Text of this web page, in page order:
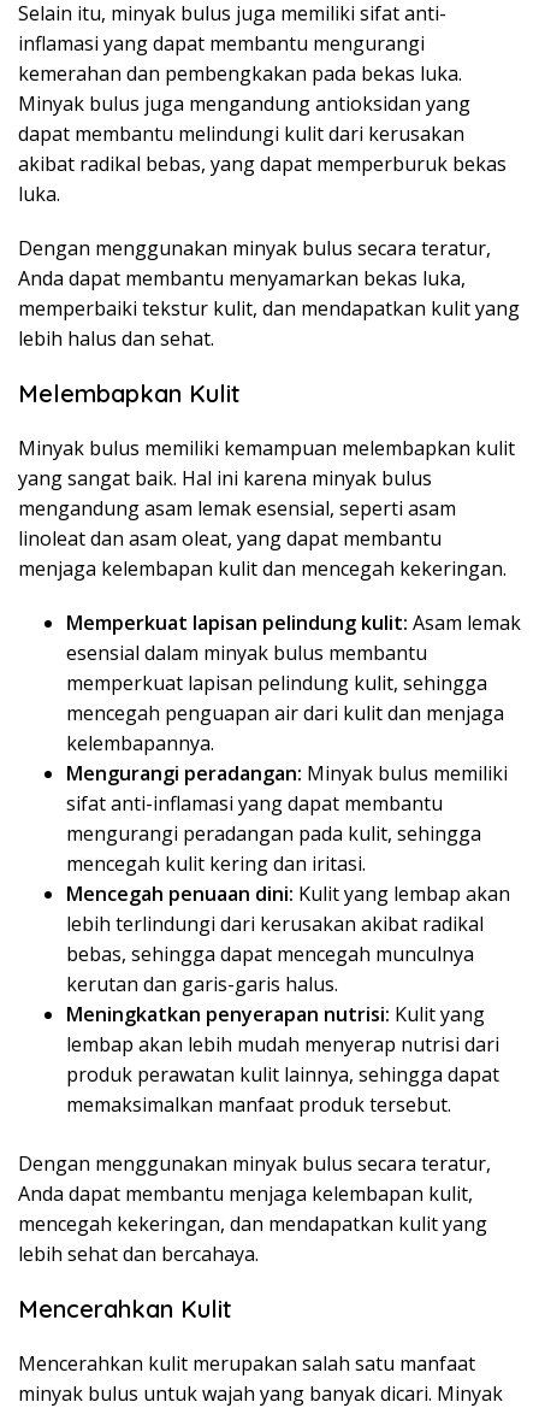
Selain itu, minyak bulus juga memiliki sifat anti-
inflamasi yang dapat membantu mengurangi
kemerahan dan pembengkakan pada bekas luka.
Minyak bulus juga mengandung antioksidan yang
dapat membantu melindungi kulit dari kerusakan
akibat radikal bebas, yang dapat memperburuk bekas
luka.
Dengan menggunakan minyak bulus secara teratur,
Anda dapat membantu menyamarkan bekas luka,
memperbaiki tekstur kulit, dan mendapatkan kulit yang
lebih halus dan sehat.
Melembapkan Kulit
Minyak bulus memiliki kemampuan melembapkan kulit
yang sangat baik. Hal ini karena minyak bulus
mengandung asam lemak esensial, seperti asam
linoleat dan asam oleat, yang dapat membantu
menjaga kelembapan kulit dan mencegah kekeringan.
Memperkuat lapisan pelindung kulit: Asam lemak
esensial dalam minyak bulus membantu
memperkuat lapisan pelindung kulit, sehingga
mencegah penguapan air dari kulit dan menjaga
kelembapannya.
Mengurangi peradangan: Minyak bulus memiliki
sifat anti-inflamasi yang dapat membantu
mengurangi peradangan pada kulit, sehingga
mencegah kulit kering dan iritasi.
Mencegah penuaan dini: Kulit yang lembap akan
lebih terlindungi dari kerusakan akibat radikal
bebas, sehingga dapat mencegah munculnya
kerutan dan garis-garis halus.
Meningkatkan penyerapan nutrisi: Kulit yang
lembap akan lebih mudah menyerap nutrisi dari
produk perawatan kulit lainnya, sehingga dapat
memaksimalkan manfaat produk tersebut.
Dengan menggunakan minyak bulus secara teratur,
Anda dapat membantu menjaga kelembapan kulit,
mencegah kekeringan, dan mendapatkan kulit yang
lebih sehat dan bercahaya.
Mencerahkan Kulit
Mencerahkan kulit merupakan salah satu manfaat
minyak bulus untuk wajah yang banyak dicari. Minyak